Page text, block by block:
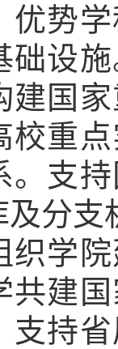
优势
础设
建国
校重
。支
分支
织学
共建
支持